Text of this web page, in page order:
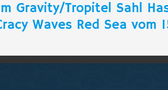
Gravity/Tropitel Sahl
Waves Red Sea vom